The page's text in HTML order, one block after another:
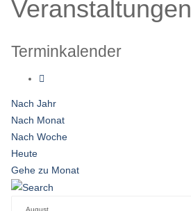
Veranstaltungen
Terminkalender
Nach Jahr
Nach Monat
Nach Woche
Heute
Gehe zu Monat